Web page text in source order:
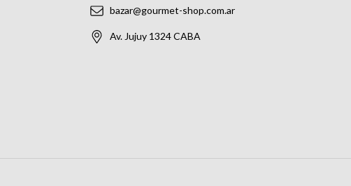
bazar@gourmet-shop.com.ar
Av. Jujuy 1324 CABA